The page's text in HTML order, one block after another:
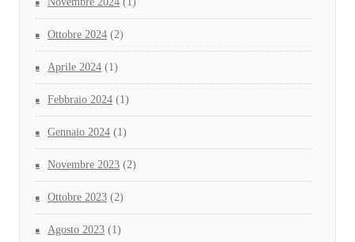
Ottobre 2024 (2)
Aprile 2024 (1)
Febbraio 2024 (1)
Gennaio 2024 (1)
Novembre 2023 (2)
Ottobre 2023 (2)
Agosto 2023 (1)